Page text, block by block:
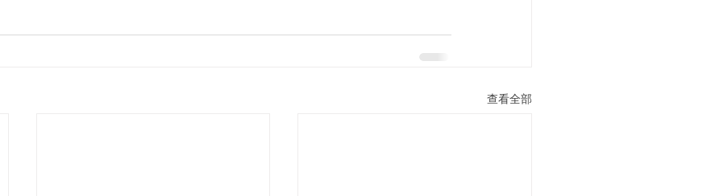
查看全部